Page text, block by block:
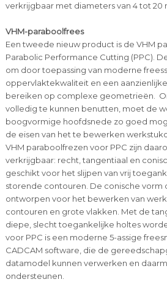
verkrijgbaar met diameters van 4 tot 20
VHM-paraboolfrees
Een tweede nieuw product is de VHM
Parabolic Performance Cutting (PPC).
om door toepassing van moderne
oppervlaktekwaliteit en een
bereiken op complexe geometrieën.
volledig te kunnen benutten, moet de
boogvormige hoofdsnede zo goed
de eisen van het te bewerken
VHM paraboolfrezen voor PPC zijn
verkrijgbaar: recht, tangentiaal en
geschikt voor het slijpen van vrij
storende contouren. De conische vorm
ontworpen voor het bewerken van
contouren en grote vlakken. Met de
diepe, slecht toegankelijke holtes
voor PPC is een moderne 5-assige
CADCAM software, die de
datamodel kunnen verwerken en
ondersteunen.